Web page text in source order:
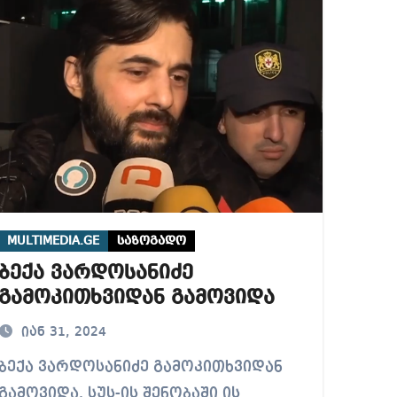
რუხაძეზე
საკანში მოთავსება, საერთაშორისო
MULTIMEDIA.GE საზოგადო
ბექა ვარდოსანიძე
გამოკითხვიდან გამოვიდა
იან 31, 2024
ბექა ვარდოსანიძე გამოკითხვიდან
გამოვიდა. სუს-ის შენობაში ის